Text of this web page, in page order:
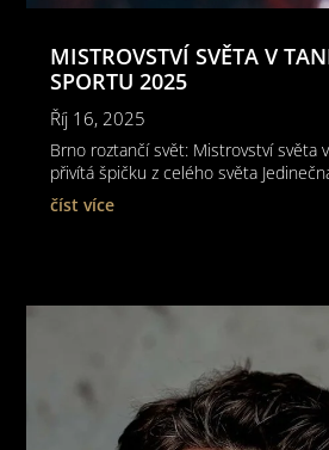
MISTROVSTVÍ SVĚTA V
SPORTU 2025
Říj 16, 2025
Brno roztančí svět: Mistrovství světa
přivítá špičku z celého světa
číst více